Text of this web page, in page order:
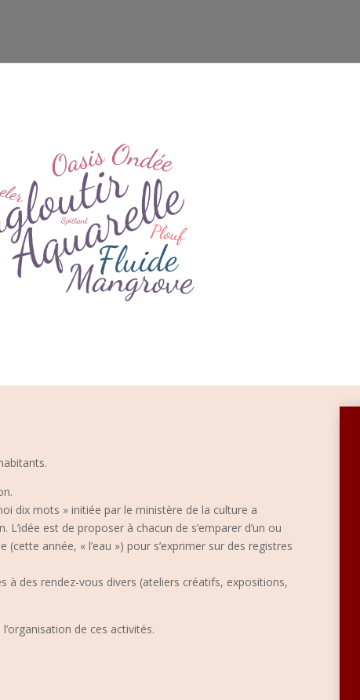
dix mots » initiée par le ministère de la culture a
est de proposer à chacun de s’emparer d’un ou
année, « l’eau ») pour s’exprimer sur des registres
à des rendez-vous divers (ateliers créatifs, expositions,
de ces activités.